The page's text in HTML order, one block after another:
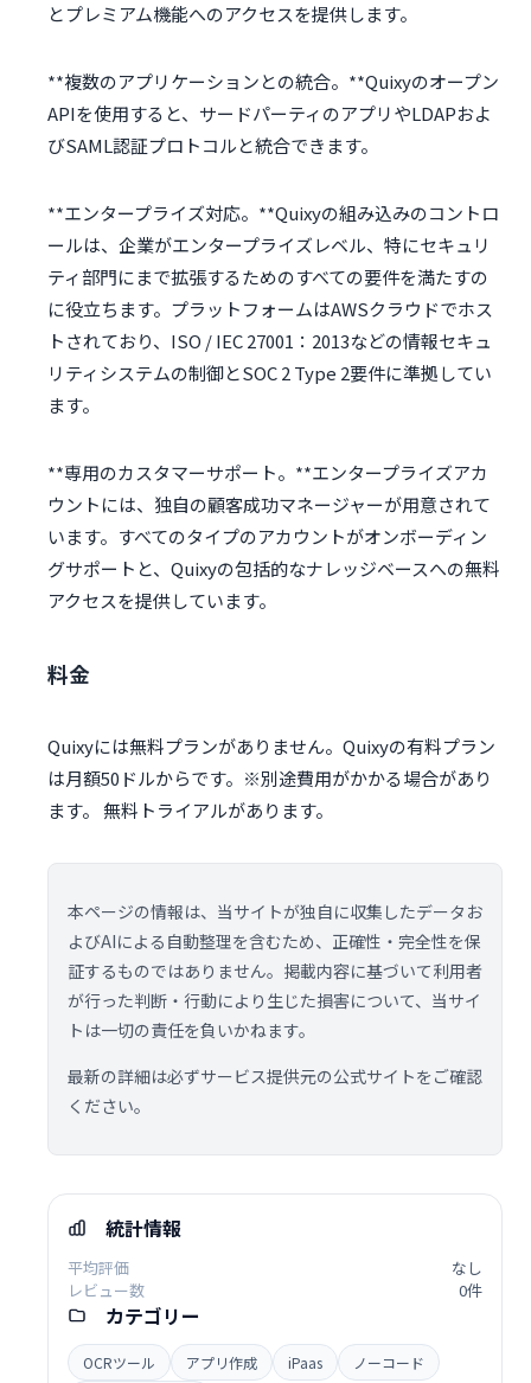
とプレミアム機能へのアクセスを提供します。
**複数のアプリケーションとの統合。**Quixyのオープン
APIを使用すると、サードパーティのアプリやLDAPおよ
びSAML認証プロトコルと統合できます。
**エンタープライズ対応。**Quixyの組み込みのコントロ
ールは、企業がエンタープライズレベル、特にセキュリ
ティ部門にまで拡張するためのすべての要件を満たすの
に役立ちます。プラットフォームはAWSクラウドでホス
トされており、ISO / IEC 27001：2013などの情報セキュ
リティシステムの制御とSOC 2 Type 2要件に準拠してい
ます。
**専用のカスタマーサポート。**エンタープライズアカ
ウントには、独自の顧客成功マネージャーが用意されて
います。すべてのタイプのアカウントがオンボーディン
グサポートと、Quixyの包括的なナレッジベースへの無料
アクセスを提供しています。
料金
Quixyには無料プランがありません。Quixyの有料プラン
は月額50ドルからです。※別途費用がかかる場合があり
ます。 無料トライアルがあります。
本ページの情報は、当サイトが独自に収集したデータお
よびAIによる自動整理を含むため、正確性・完全性を保
証するものではありません。掲載内容に基づいて利用者
が行った判断・行動により生じた損害について、当サイ
トは一切の責任を負いかねます。
最新の詳細は必ずサービス提供元の公式サイトをご確認
ください。
統計情報
平均評価
なし
レビュー数
0件
カテゴリー
OCRツール アプリ作成 iPaas ノーコード